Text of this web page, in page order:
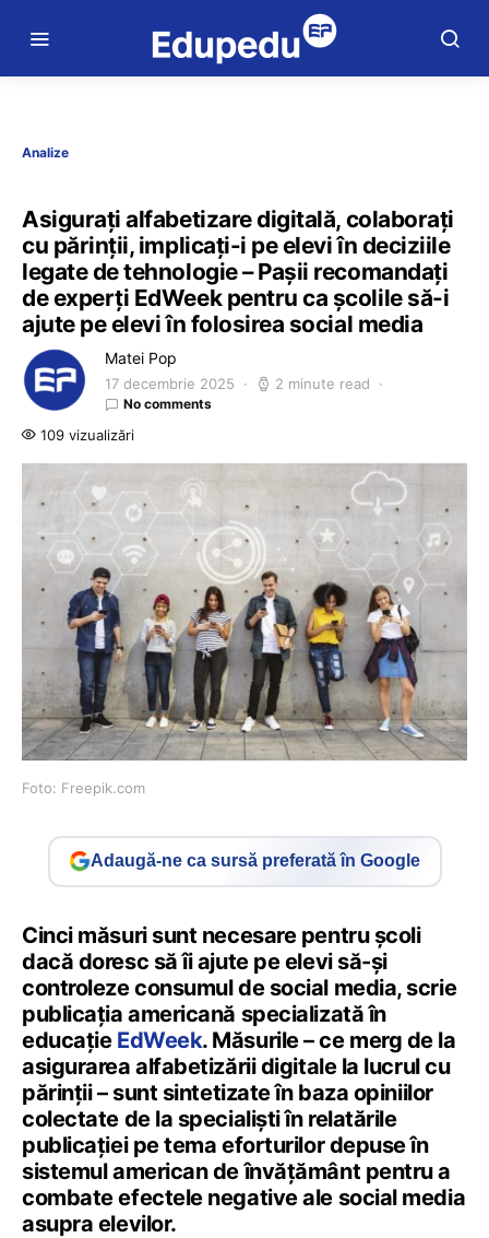
Analize
Asigurați alfabetizare digitală, colaborați
cu părinții, implicați-i pe elevi în deciziile
legate de tehnologie – Pașii recomandați
de experți EdWeek pentru ca școlile să-i
ajute pe elevi în folosirea social media
Matei Pop
17 decembrie 2025 2 minute read
No comments
109 vizualizări
Foto: Freepik.com
Adaugă-ne ca sursă preferată în Google
Cinci măsuri sunt necesare pentru școli
dacă doresc să îi ajute pe elevi să-și
controleze consumul de social media, scrie
publicația americană specializată în
educație EdWeek. Măsurile – ce merg de la
asigurarea alfabetizării digitale la lucrul cu
părinții – sunt sintetizate în baza opiniilor
colectate de la specialiști în relatările
publicației pe tema eforturilor depuse în
sistemul american de învățământ pentru a
combate efectele negative ale social media
asupra elevilor.